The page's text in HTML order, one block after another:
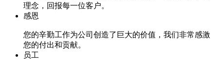
理念，回报每一位客户。
感恩
您的辛勤工作为公司创造了巨大的价值，我们非常感激
您的付出和贡献。
员工